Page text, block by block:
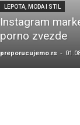
LEPOTA, MODA I STIL
Instagram
porno zvezde
preporucujemo.rs -